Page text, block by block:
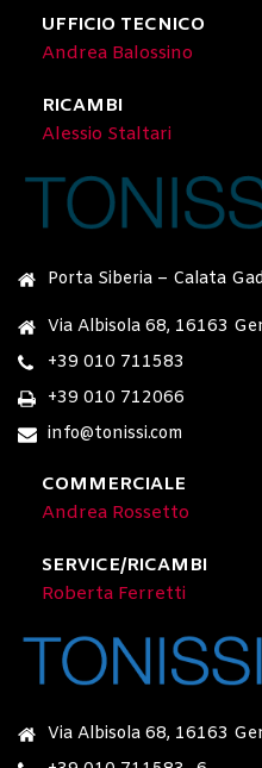
UFFICIO TECNICO
Andrea Balossino
RICAMBI
Alessio Staltari
Porta Siberia – Calata
Via Albisola 68, 16163
+39 010 711583
+39 010 712066
info@tonissi.com
COMMERCIALE
Andrea Rossetto
SERVICE/RICAMBI
Roberta Ferretti
Via Albisola 68, 16163